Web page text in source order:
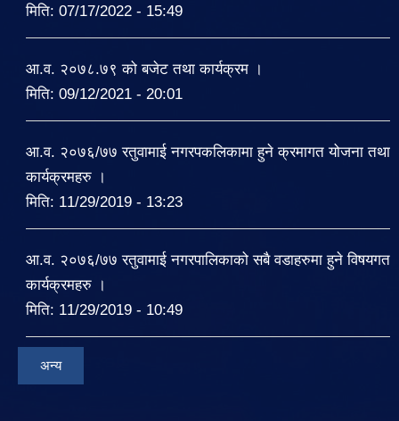
मिति: 07/17/2022 - 15:49
आ.व. २०७८.७९ को बजेट तथा कार्यक्रम ।
मिति: 09/12/2021 - 20:01
आ.व. २०७६/७७ रतुवामाई नगरपकलिकामा हुने क्रमागत योजना तथा
कार्यक्रमहरु ।
मिति: 11/29/2019 - 13:23
आ.व. २०७६/७७ रतुवामाई नगरपालिकाको सबै वडाहरुमा हुने विषयगत
कार्यक्रमहरु ।
मिति: 11/29/2019 - 10:49
अन्य